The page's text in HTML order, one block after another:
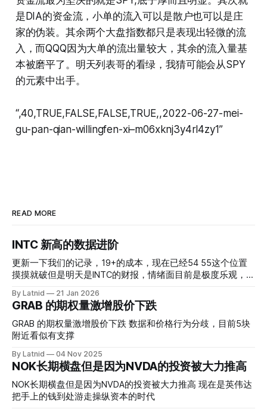
是DIA的资金流，小单的流入可以是散户也可以是庄
家的伪装。其余两个大盘指数都只是表现出轻微的流
入，而QQQ因为大单的流出量较大，其余的流入量基
本被磨平了。明天列表哥的看绿，我猜可能会从SPY
的元素中出手。
“,40,TRUE,FALSE,FALSE,TRUE,,2022-06-27-mei-
gu-pan-qian-willingfen-xi–m06xknj3y4rl4zy1”
READ MORE
INTC 新高的数据进阶
更新一下我们的记录，19+的成本，现在已经54 55这个位置
摸摸就破但是明天是INTC的财报，情绪面目前是极度乐观，反
是突破前的支撑CC感觉可以做，放远些, 因为18A的经验还未
真正得到普遍大众的关注，当然财报可以继续出新消息顶一下
压力位置。 数据在70驻扎 整体呈现 47 – 60 短期位置
By Latnid 21 Jan 2026
GRAB 的期权量激增股价下跌
GRAB 的期权量激增股价下跌 数据和价格行为分歧，目前5块
附近看似有支撑
By Latnid 04 Nov 2025
NOK长期横盘但是因为NVDA的投资被大力推高
NOK长期横盘但是因为NVDA的投资被大力推高 现在是英伟达
把手上的钱到处游走操纵资本的时代